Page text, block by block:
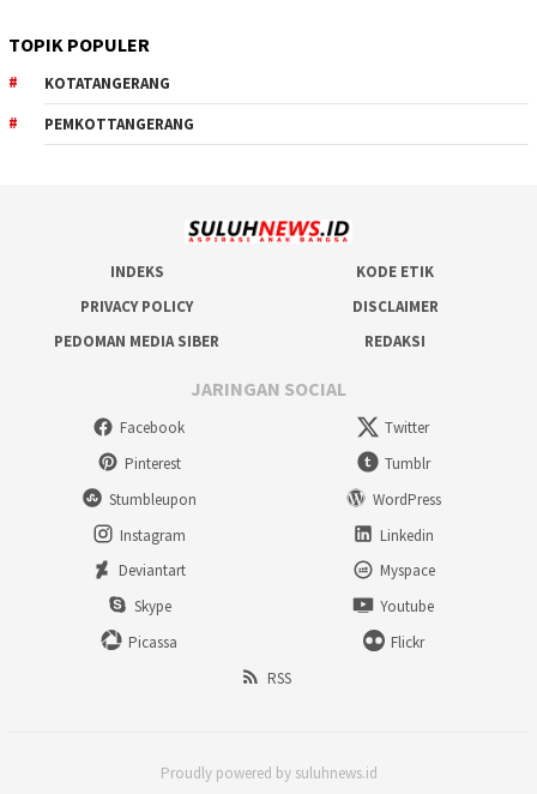
TOPIK POPULER
KOTATANGERANG
PEMKOTTANGERANG
INDEKS
KODE ETIK
PRIVACY POLICY
DISCLAIMER
PEDOMAN MEDIA SIBER
REDAKSI
JARINGAN SOCIAL
Facebook
Twitter
Pinterest
Tumblr
Stumbleupon
WordPress
Instagram
Linkedin
Deviantart
Myspace
Skype
Youtube
Picassa
Flickr
RSS
Proudly powered by suluhnews.id